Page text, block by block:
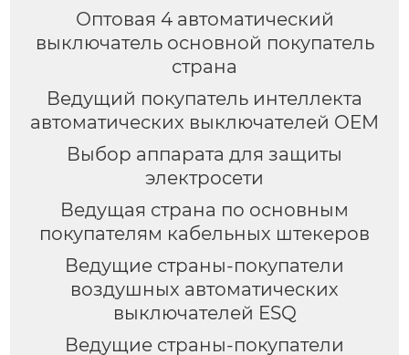
Оптовая 4 автоматический
выключатель основной покупатель
страна
Ведущий покупатель интеллекта
автоматических выключателей OEM
Выбор аппарата для защиты
электросети
Ведущая страна по основным
покупателям кабельных штекеров
Ведущие страны-покупатели
воздушных автоматических
выключателей ESQ
Ведущие страны-покупатели